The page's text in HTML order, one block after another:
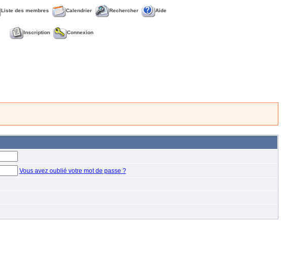
Liste des membres Calendrier Rechercher Aide
Inscription Connexion
Vous avez oublié votre mot de passe ?